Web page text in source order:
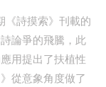
《詩摸索》刊載的
論爭的飛騰，此
用提出了扶植性
從意象角度做了